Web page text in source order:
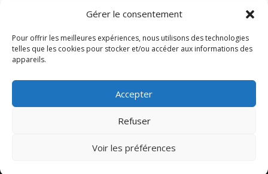
Gérer le consentement
Pour offrir les meilleures expériences, nous utilisons des technologies
telles que les cookies pour stocker et/ou accéder aux informations des
appareils.
Accepter
Refuser
Voir les préférences
Quels sont les critères essentiels pour choisir un
transport produit pharmaceutique fiable ?
Recent Comments
Site web réalisé par l'agence de communication